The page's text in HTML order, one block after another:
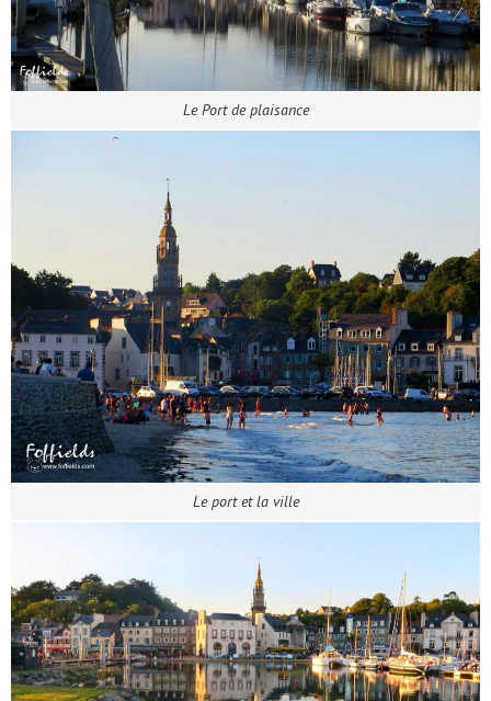
Le Port de plaisance
Le port et la ville